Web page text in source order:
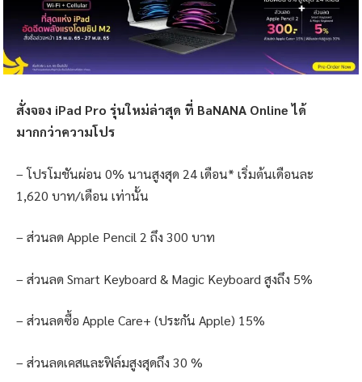
สั่งจอง iPad Pro รุ่นใหม่ล่าสุด ที่ BaNANA Online ได้
มากกว่าความโปร
– โปรโมชันผ่อน 0% นานสูงสุด 24 เดือน* เริ่มต้นเดือนละ
1,620 บาท/เดือน เท่านั้น
– ส่วนลด Apple Pencil 2 ถึง 300 บาท
– ส่วนลด Smart Keyboard & Magic Keyboard สูงถึง 5%
– ส่วนลดซื้อ Apple Care+ (ประกัน Apple) 15%
– ส่วนลดเคสและฟิล์มสูงสุดถึง 30 %